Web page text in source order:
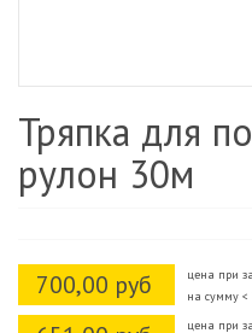
Тряпка для
рулон 30м
700,00 руб
цена при
на сумму <
цена при